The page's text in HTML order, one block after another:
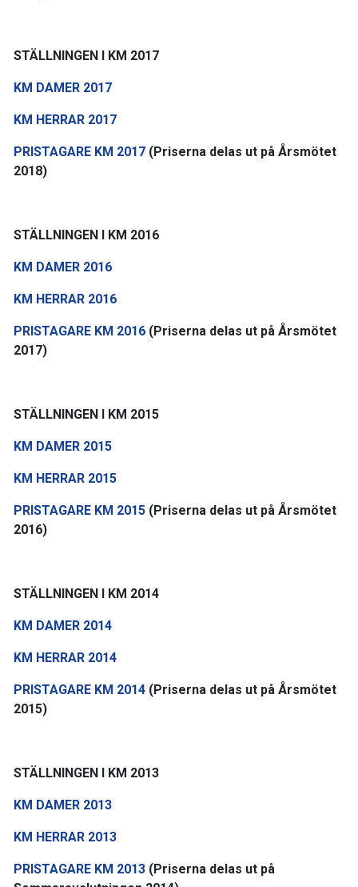
STÄLLNINGEN I KM 2017
KM DAMER 2017
KM HERRAR 2017
PRISTAGARE KM 2017 (Priserna delas ut på Årsmötet
2018)
STÄLLNINGEN I KM 2016
KM DAMER 2016
KM HERRAR 2016
PRISTAGARE KM 2016 (Priserna delas ut på Årsmötet
2017)
STÄLLNINGEN I KM 2015
KM DAMER 2015
KM HERRAR 2015
PRISTAGARE KM 2015 (Priserna delas ut på Årsmötet
2016)
STÄLLNINGEN I KM 2014
KM DAMER 2014
KM HERRAR 2014
PRISTAGARE KM 2014 (Priserna delas ut på Årsmötet
2015)
STÄLLNINGEN I KM 2013
KM DAMER 2013
KM HERRAR 2013
PRISTAGARE KM 2013 (Priserna delas ut på